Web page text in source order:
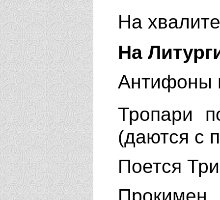
На
На
Антифоны
Тропари
(даются с
Поется